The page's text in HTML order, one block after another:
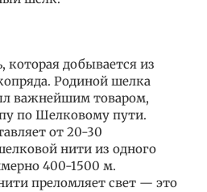
добывается из
Родиной шелка
важнейшим товаром,
по Шелковому пути.
от 20-30
нити из одного
400-1500 м.
преломляет свет — это